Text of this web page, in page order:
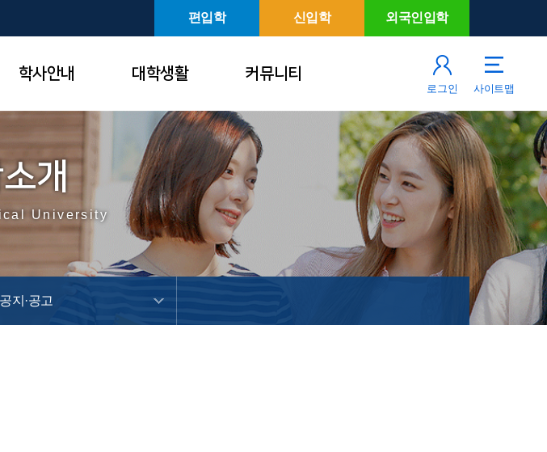
편입학 신입학 외국인입학
학사안내 대학생활 커뮤니티
로그인 사이트맵
개
University
공지·공고